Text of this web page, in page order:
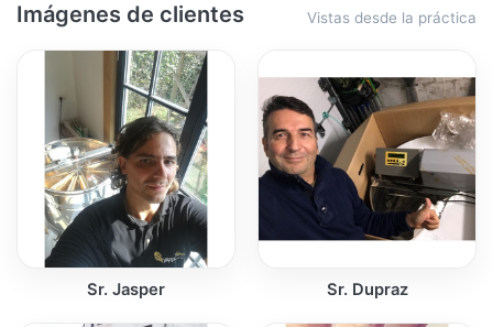
Imágenes de clientes Vistas desde la práctica
Sr. Jasper Sr. Dupraz